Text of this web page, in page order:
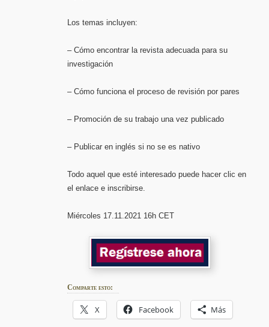
Los temas incluyen:
– Cómo encontrar la revista adecuada para su
investigación
– Cómo funciona el proceso de revisión por pares
– Promoción de su trabajo una vez publicado
– Publicar en inglés si no se es nativo
Todo aquel que esté interesado puede hacer clic en
el enlace e inscribirse.
Miércoles 17.11.2021 16h CET
Comparte esto:
X Facebook Más